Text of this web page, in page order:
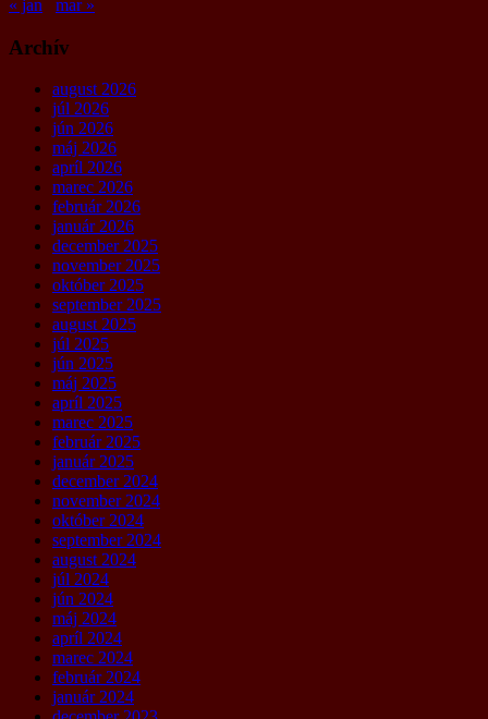
« jan mar »
Archív
august 2026
júl 2026
jún 2026
máj 2026
apríl 2026
marec 2026
február 2026
január 2026
december 2025
november 2025
október 2025
september 2025
august 2025
júl 2025
jún 2025
máj 2025
apríl 2025
marec 2025
február 2025
január 2025
december 2024
november 2024
október 2024
september 2024
august 2024
júl 2024
jún 2024
máj 2024
apríl 2024
marec 2024
február 2024
január 2024